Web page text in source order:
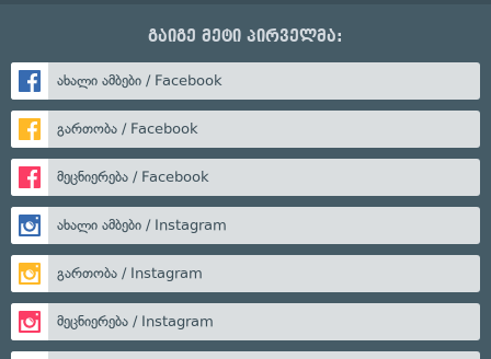
გაიგე მეტი პირველმა:
ახალი ამბები / Facebook
გართობა / Facebook
მეცნიერება / Facebook
ახალი ამბები / Instagram
გართობა / Instagram
მეცნიერება / Instagram